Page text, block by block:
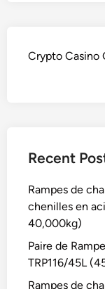
Crypto Casino
Recent
Rampes de
chenilles en
40,000kg)
Paire de
TRP116/45L
Rampes de